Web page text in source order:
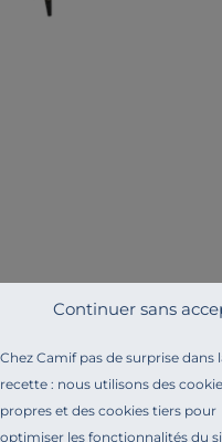
Chez Camif pas de surprise dans
recette : nous utilisons des
propres et des cookies tiers pour
optimiser les fonctionnalités du
Continuer sans
canapé d'angle Prince :
revêtement.
l'univers du confort avec
Prince
, une
et praticité. Ce canapé,